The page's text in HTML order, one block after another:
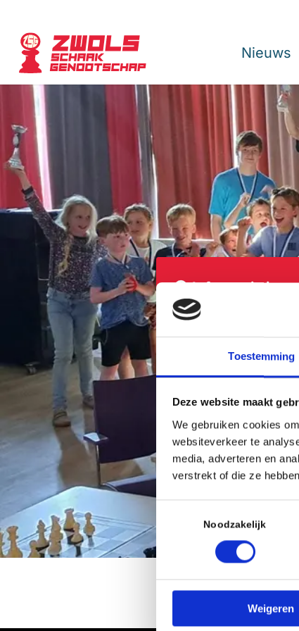
Toestemming
Deze website maakt
We gebruiken cookies
websiteverkeer te
media, adverteren en
verstrekt of die ze
Noodzakelijk
Weigeren
Nieuws
Informatie